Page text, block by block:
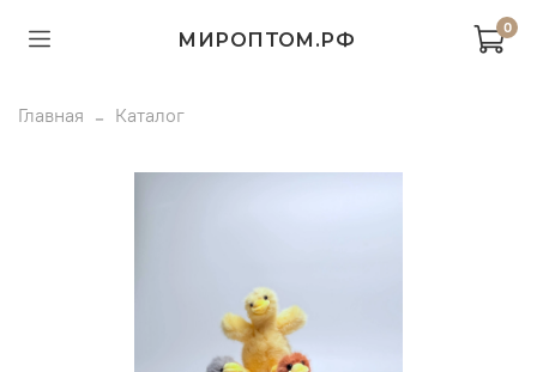
МИРОПТОМ.РФ
0
Главная Каталог